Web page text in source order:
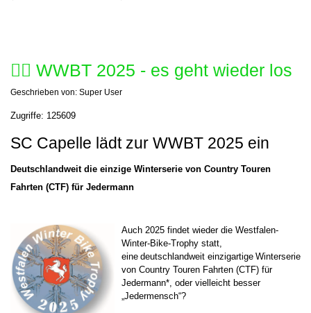
🚴‍♂️ WWBT 2025 - es geht wieder los
Geschrieben von: Super User
Zugriffe: 125609
SC Capelle lädt zur WWBT 2025 ein
Deutschlandweit die einzige Winterserie von Country Touren
Fahrten (CTF) für Jedermann
Auch 2025 findet wieder die Westfalen-
Winter-Bike-Trophy statt,
eine deutschlandweit einzigartige Winterserie
von Country Touren Fahrten (CTF) für
Jedermann*, oder vielleicht besser
„Jedermensch“?